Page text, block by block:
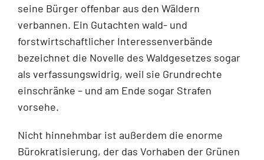
seine Bürger offenbar aus den Wäldern
verbannen. Ein Gutachten wald- und
forstwirtschaftlicher Interessenverbände
bezeichnet die Novelle des Waldgesetzes sogar
als verfassungswidrig, weil sie Grundrechte
einschränke – und am Ende sogar Strafen
vorsehe.
Nicht hinnehmbar ist außerdem die enorme
Bürokratisierung, der das Vorhaben der Grünen